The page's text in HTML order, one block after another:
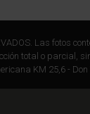
Las fotos
total o parcial,
KM 25,6 -